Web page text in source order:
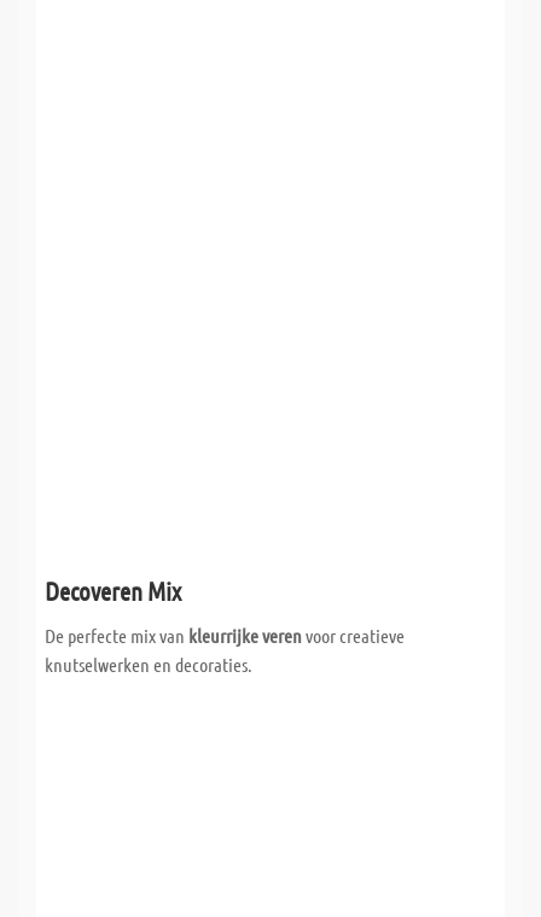
Decoveren Mix
De perfecte mix van kleurrijke verenvoor creatieve
knutselwerken en decoraties.